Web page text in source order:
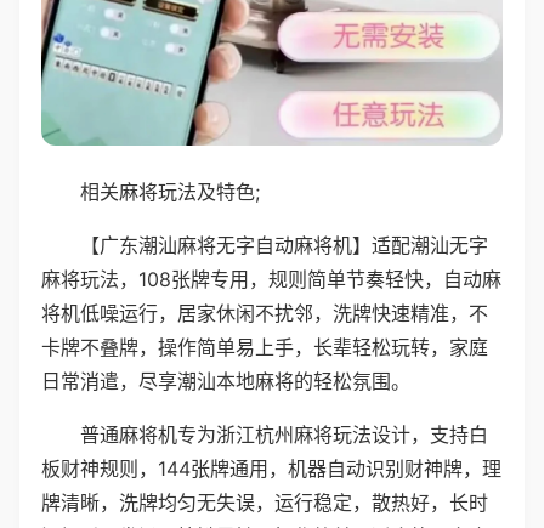
相关麻将玩法及特色;
【广东潮汕麻将无字自动麻将机】适配潮汕无字
麻将玩法，108张牌专用，规则简单节奏轻快，自动麻
将机低噪运行，居家休闲不扰邻，洗牌快速精准，不
卡牌不叠牌，操作简单易上手，长辈轻松玩转，家庭
日常消遣，尽享潮汕本地麻将的轻松氛围。
普通麻将机专为浙江杭州麻将玩法设计，支持白
板财神规则，144张牌通用，机器自动识别财神牌，理
牌清晰，洗牌均匀无失误，运行稳定，散热好，长时